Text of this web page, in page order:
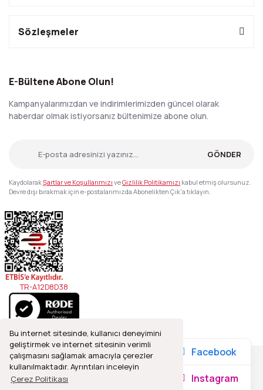
Bu internet sitesinde, kullanıcı deneyimini
geliştirmek ve internet sitesinin verimli
çalışmasını sağlamak amacıyla çerezler
kullanılmaktadır. Ayrıntıları inceleyin
Çerez Politikası
Sözleşmeler
E-Bültene Abone Olun!
Kampanyalarımızdan ve indirimlerimizden güncel olarak
haberdar olmak istiyorsanız bültenimize abone olun.
GÖNDER
KaydolarakŞartlar ve Koşullarımızı veGizlilik Politikamızı kabul etmiş olursunuz.
Devre dışı bırakmak için e-postalarımızda Abonelikten Çık'a tıklayın.
TR-A12D8D38
2021© Refleks Fotoğrafçılık, Tüm Hakları Saklıdır.
Facebook
Instagram